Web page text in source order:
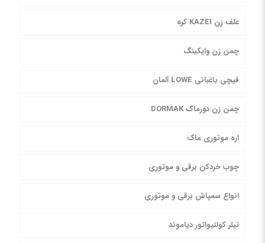
علف زن KAZEI کره
چمن زن وایکینگ
قیچی باغبانی LOWE آلمان
چمن زن دورماک DORMAK
اره موتوری ماک
چوب خردکن برقی و موتوری
انواع سمپاش برقی و موتوری
تیلر کولتیواتور دیاموند